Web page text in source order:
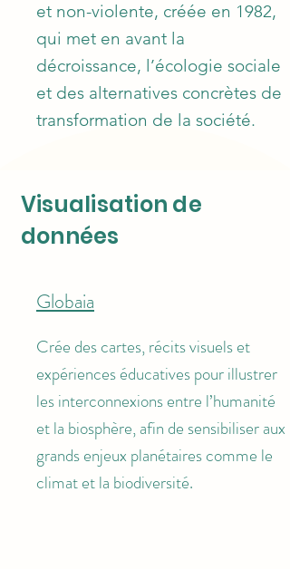
et non-violente, créée en 1982,
qui met en avant la
décroissance, l’écologie sociale
et des alternatives concrètes de
transformation de la société.
Visualisation de
données
Globaia
​Crée des cartes, récits visuels et
expériences éducatives pour illustrer
les interconnexions entre l’humanité
et la biosphère, afin de sensibiliser aux
grands enjeux planétaires comme le
climat et la biodiversité.